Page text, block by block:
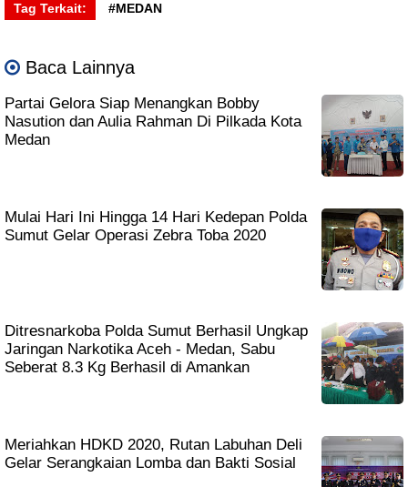
Tag Terkait: #MEDAN
Baca Lainnya
Partai Gelora Siap Menangkan Bobby
Nasution dan Aulia Rahman Di Pilkada Kota
Medan
Mulai Hari Ini Hingga 14 Hari Kedepan Polda
Sumut Gelar Operasi Zebra Toba 2020
Ditresnarkoba Polda Sumut Berhasil Ungkap
Jaringan Narkotika Aceh - Medan, Sabu
Seberat 8.3 Kg Berhasil di Amankan
Meriahkan HDKD 2020, Rutan Labuhan Deli
Gelar Serangkaian Lomba dan Bakti Sosial